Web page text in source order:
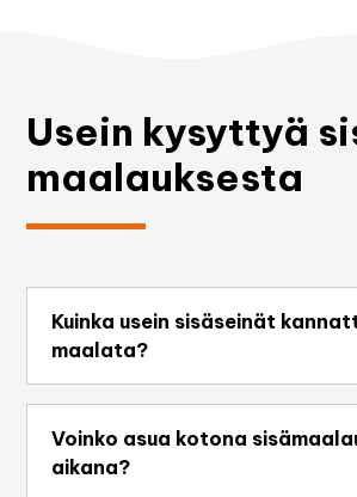
Usein kysyttyä
maalauksesta
Kuinka usein sisäseinät
maalata?
Sisäseinät pysyvät yleensä
12 vuotta, riippuen huoneen
määrästä. Lastenhuoneissa,
Voinko asua kotona
aikana?